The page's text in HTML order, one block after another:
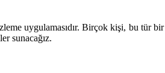
uygulamasıdır. Birçok kişi, bu tür
sunacağız.